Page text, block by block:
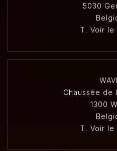
5030
T. Voir le
Chaussée de
1300
T. Voir le